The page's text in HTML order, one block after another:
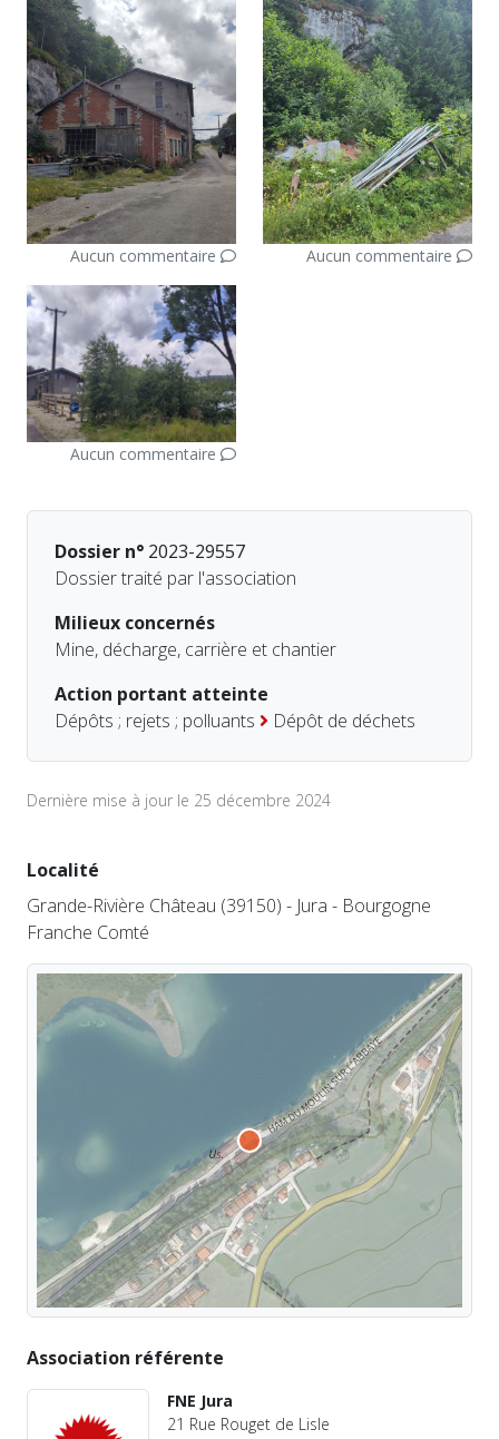
Aucun commentaire Aucun commentaire
Aucun commentaire
Dossier n° 2023-29557
Dossier traité par l'association
Milieux concernés
Mine, décharge, carrière et chantier
Action portant atteinte
Dépôts ; rejets ; polluants
Dépôt de déchets
Dernière mise à jour le 25 décembre 2024
Localité
Grande-Rivière Château (39150) - Jura - Bourgogne
Franche Comté
Association référente
FNE Jura
21 Rue Rouget de Lisle